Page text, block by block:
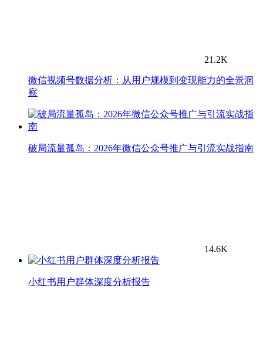
21.2K
微信视频号数据分析：从用户规模到变现能力的全景洞
察
破局流量孤岛：2026年微信公众号推广与引流实战指南
14.6K
小红书用户群体深度分析报告